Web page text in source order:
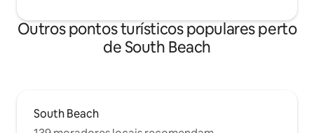
Outros pontos turísticos populares perto
de South Beach
South Beach